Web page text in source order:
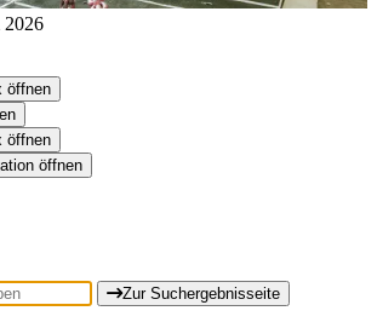
2026
öffnen
öffnen
öffnen
Zur Suchergebnisseite